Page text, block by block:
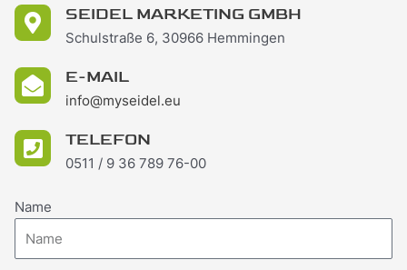
SEIDEL MARKETING GMBH
Schulstraße 6, 30966 Hemmingen
E-MAIL
info@myseidel.eu
TELEFON
0511 / 9 36 789 76-00
Name